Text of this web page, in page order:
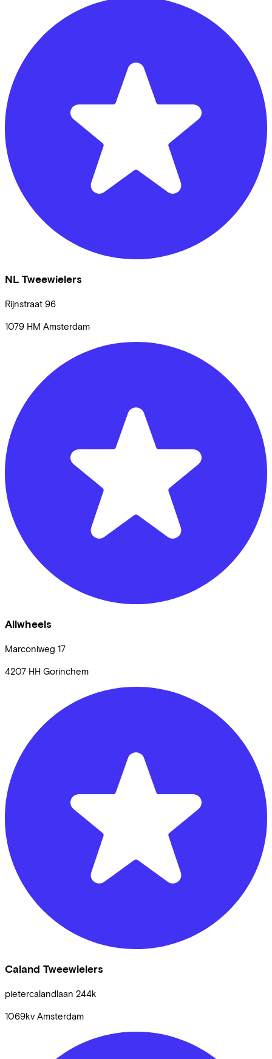
NL Tweewielers
Rijnstraat 96
1079 HM Amsterdam
Allwheels
Marconiweg 17
4207 HH Gorinchem
Caland Tweewielers
pietercalandlaan 244k
1069kv Amsterdam